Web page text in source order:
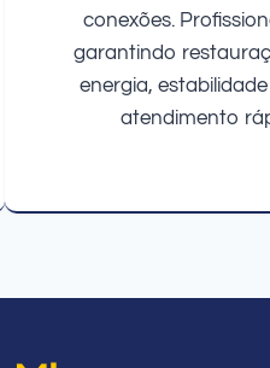
conexões.
garantindo
energia,
atendimento